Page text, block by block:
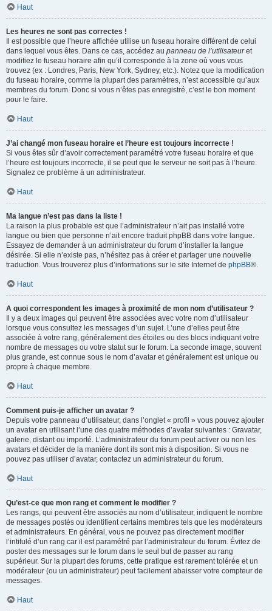
Haut
Les heures ne sont pas correctes !
Il est possible que l’heure affichée utilise un fuseau horaire différent de celui
dans lequel vous êtes. Dans ce cas, accédez au panneau de l’utilisateuret
modifiez le fuseau horaire afin qu’il corresponde à la zone où vous vous
trouvez (ex : Londres, Paris, New York, Sydney, etc.). Notez que la modification
du fuseau horaire, comme la plupart des paramètres, n’est accessible qu’aux
membres du forum. Donc si vous n’êtes pas enregistré, c’est le bon moment
pour le faire.
Haut
J’ai changé mon fuseau horaire et l’heure est toujours incorrecte !
Si vous êtes sûr d’avoir correctement paramétré votre fuseau horaire et que
l’heure est toujours incorrecte, il se peut que le serveur ne soit pas à l’heure.
Signalez ce problème à un administrateur.
Haut
Ma langue n’est pas dans la liste !
La raison la plus probable est que l’administrateur n’ait pas installé votre
langue ou bien que personne n’ait encore traduit phpBB dans votre langue.
Essayez de demander à un administrateur du forum d’installer la langue
désirée. Si elle n’existe pas, n’hésitez pas à créer et partager une nouvelle
traduction. Vous trouverez plus d’informations sur le site Internet de phpBB®.
Haut
A quoi correspondent les images à proximité de mon nom d’utilisateur ?
Il y a deux images qui peuvent être associées avec votre nom d’utilisateur
lorsque vous consultez les messages d’un sujet. L’une d’elles peut être
associée à votre rang, généralement des étoiles ou des blocs indiquant votre
nombre de messages ou votre statut sur le forum. La seconde image, souvent
plus grande, est connue sous le nom d’avatar et généralement est unique ou
propre à chaque membre.
Haut
Comment puis-je afficher un avatar ?
Depuis votre panneau d’utilisateur, dans l’onglet « profil » vous pouvez ajouter
un avatar en utilisant l’une des quatre méthodes d’avatar suivantes : Gravatar,
galerie, distant ou importé. L’administrateur du forum peut activer ou non les
avatars et décider de la manière dont ils sont mis à disposition. Si vous ne
pouvez pas utiliser d’avatar, contactez un administrateur du forum.
Haut
Qu’est-ce que mon rang et comment le modifier ?
Les rangs, qui peuvent être associés au nom d’utilisateur, indiquent le nombre
de messages postés ou identifient certains membres tels que les modérateurs
et administrateurs. En général, vous ne pouvez pas directement modifier
l’intitulé d’un rang car il est paramétré par l’administrateur du forum. Évitez de
poster des messages sur le forum dans le seul but de passer au rang
supérieur. Sur la plupart des forums, cette pratique est rarement tolérée et un
modérateur (ou un administrateur) peut facilement abaisser votre compteur de
messages.
Haut